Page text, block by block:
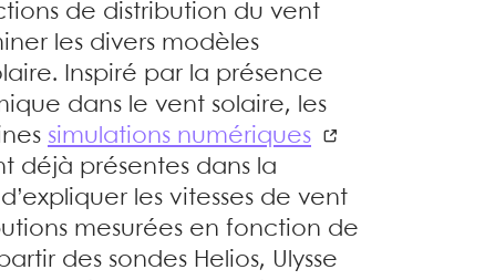
de distribution du vent
les divers modèles
Inspiré par la présence
dans le vent solaire, les
simulations numériques
déjà présentes dans la
les vitesses de vent
mesurées en fonction de
des sondes Helios, Ulysse